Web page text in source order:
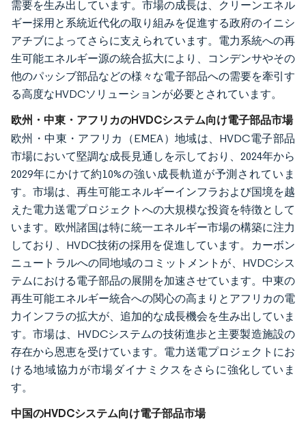
需要を生み出しています。市場の成長は、クリーンエネル
ギー採用と系統近代化の取り組みを促進する政府のイニシ
アチブによってさらに支えられています。電力系統への再
生可能エネルギー源の統合拡大により、コンデンサやその
他のパッシブ部品などの様々な電子部品への需要を牽引す
る高度なHVDCソリューションが必要とされています。
欧州・中東・アフリカのHVDCシステム向け電子部品市場
欧州・中東・アフリカ（EMEA）地域は、HVDC電子部品
市場において堅調な成長見通しを示しており、2024年から
2029年にかけて約10%の強い成長軌道が予測されていま
す。市場は、再生可能エネルギーインフラおよび国境を越
えた電力送電プロジェクトへの大規模な投資を特徴として
います。欧州諸国は特に統一エネルギー市場の構築に注力
しており、HVDC技術の採用を促進しています。カーボン
ニュートラルへの同地域のコミットメントが、HVDCシス
テムにおける電子部品の展開を加速させています。中東の
再生可能エネルギー統合への関心の高まりとアフリカの電
力インフラの拡大が、追加的な成長機会を生み出していま
す。市場は、HVDCシステムの技術進歩と主要製造施設の
存在から恩恵を受けています。電力送電プロジェクトにお
ける地域協力が市場ダイナミクスをさらに強化していま
す。
中国のHVDCシステム向け電子部品市場